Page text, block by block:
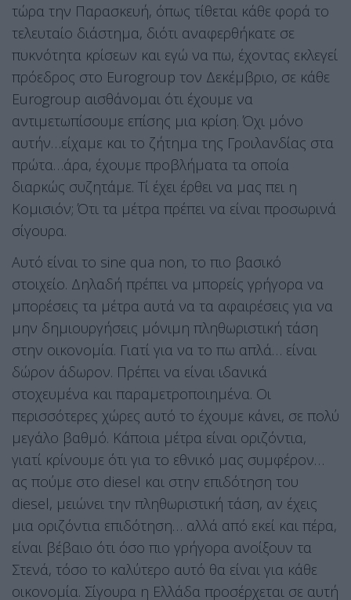
τώρα την Παρασκευή, όπως τίθεται κάθε φορά το
τελευταίο διάστημα, διότι αναφερθήκατε σε
πυκνότητα κρίσεων και εγώ να πω, έχοντας εκλεγεί
πρόεδρος στο Eurogroup τον Δεκέμβριο, σε κάθε
Eurogroup αισθάνομαι ότι έχουμε να
αντιμετωπίσουμε επίσης μια κρίση. Όχι μόνο
αυτήν…είχαμε και το ζήτημα της Γροιλανδίας στα
πρώτα…άρα, έχουμε προβλήματα τα οποία
διαρκώς συζητάμε. Τί έχει έρθει να μας πει η
Κομισιόν; Ότι τα μέτρα πρέπει να είναι προσωρινά
σίγουρα.
Αυτό είναι το sine qua non, το πιο βασικό
στοιχείο. Δηλαδή πρέπει να μπορείς γρήγορα να
μπορέσεις τα μέτρα αυτά να τα αφαιρέσεις για να
μην δημιουργήσεις μόνιμη πληθωριστική τάση
στην οικονομία. Γιατί για να το πω απλά… είναι
δώρον άδωρον. Πρέπει να είναι ιδανικά
στοχευμένα και παραμετροποιημένα. Οι
περισσότερες χώρες αυτό το έχουμε κάνει, σε πολύ
μεγάλο βαθμό. Κάποια μέτρα είναι οριζόντια,
γιατί κρίνουμε ότι για το εθνικό μας συμφέρον…
ας πούμε στο diesel και στην επιδότηση του
diesel, μειώνει την πληθωριστική τάση, αν έχεις
μια οριζόντια επιδότηση… αλλά από εκεί και πέρα,
είναι βέβαιο ότι όσο πιο γρήγορα ανοίξουν τα
Στενά, τόσο το καλύτερο αυτό θα είναι για κάθε
οικονομία. Σίγουρα η Ελλάδα προσέρχεται σε αυτή